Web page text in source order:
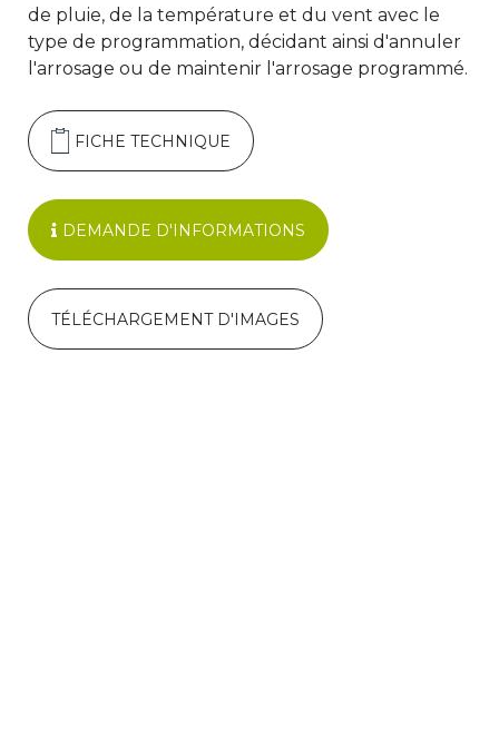
de pluie, de la température et du vent avec le
type de programmation, décidant ainsi d'annuler
l'arrosage ou de maintenir l'arrosage programmé.
FICHE TECHNIQUE
DEMANDE D'INFORMATIONS
TÉLÉCHARGEMENT D'IMAGES